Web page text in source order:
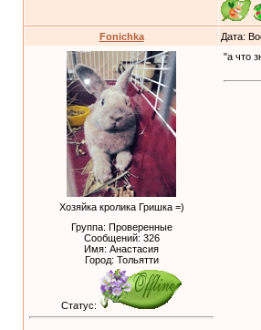
Fonichka Дата:
Хозяйка кролика Гришка =)
Группа: Проверенные
Сообщений: 326
Имя: Анастасия
Город: Тольятти
Статус:
"а что